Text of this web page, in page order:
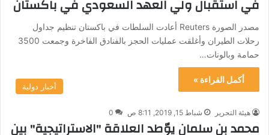
في استقبال ولي العهد السعودي في باكستان
مصدر الصورة Reuters أعادت السلطات في باكستان تنظيم جداول
رحلات الطيران وأغلقت عمليات الحجز بالفنادق الفاخرة وجمعت 3500
حمامة وبالونات…
أكمل القراءة »
أخبار دولية
هيئة التحرير شباط 15, 2019, 8:11 ص 0
محمد بن سلمان يوّطد العلاقة "الاستراتيجية" بين